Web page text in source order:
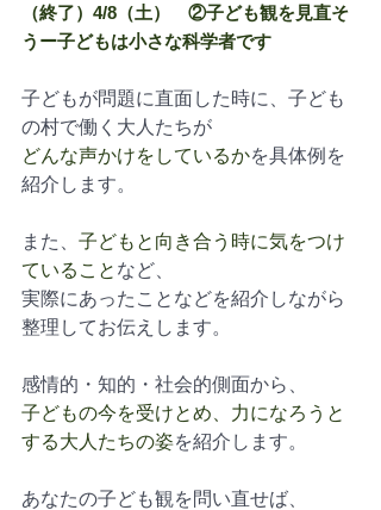
（終了）4/8（土）　②子ども観を見直そ
うー子どもは小さな科学者です
子どもが問題に直面した時に、子ども
の村で働く大人たちが
どんな声かけをしているかを具体例を
紹介します。
また、 子どもと向き合う時に気をつけ
ていること など、
実際にあったことなどを紹介しながら
整理してお伝えします。
感情的・知的・社会的側面から、
子どもの今を受けとめ、力になろうと
する大人たちの姿を紹介します。
あなたの子ども観を問い直せば、